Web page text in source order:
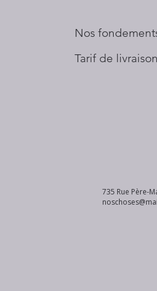
Nos
Tarif de livraison
735 Rue Père-